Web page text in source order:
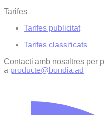
Tarifes
Tarifes publicitat
Tarifes classificats
Contacti amb nosaltres per
a producte@bondia.ad